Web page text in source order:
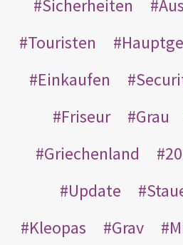
Sicherheiten
Touristen
Einkaufen
Friseur
Grau
Griechenland
Update
Kleopas
Grav